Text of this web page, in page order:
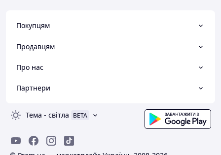
Покупцям
Продавцям
Про нас
Партнери
Тема - світла BETA